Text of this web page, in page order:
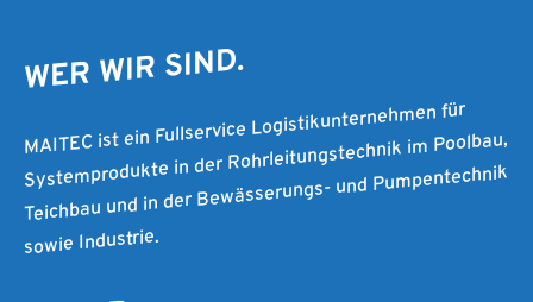
WER WIR SIND.
MAITEC ist ein Fullservice Logistikunternehmen für
Systemprodukte in der Rohrleitungstechnik im Poolbau,
Teichbau und in der Bewässerungs- und Pumpentechnik
sowie Industrie.